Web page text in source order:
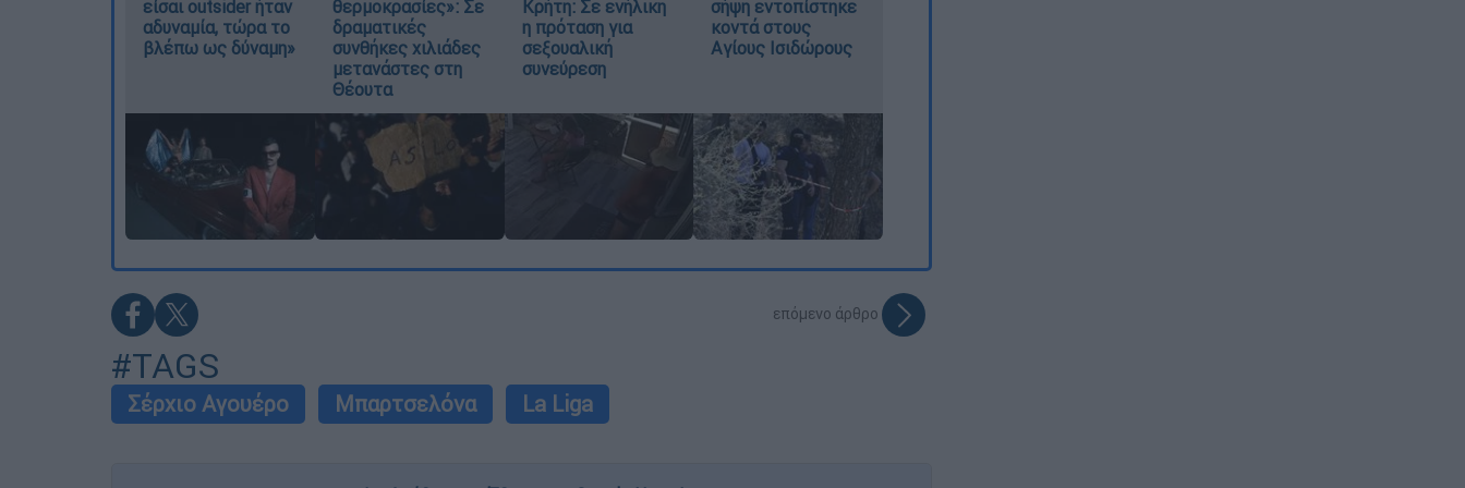
είσαι outsider ήταν
αδυναμία, τώρα το
βλέπω ως δύναμη»
θερμοκρασίες»: Σε
δραματικές
συνθήκες χιλιάδες
μετανάστες στη
Θέουτα
Κρήτη: Σε ενήλικη
η πρόταση για
σεξουαλική
συνεύρεση
σήψη εντοπίστηκε
κοντά στους
Αγίους Ισιδώρους
επόμενο άρθρο
#TAGS
Σέρχιο Αγουέρο Μπαρτσελόνα La Liga